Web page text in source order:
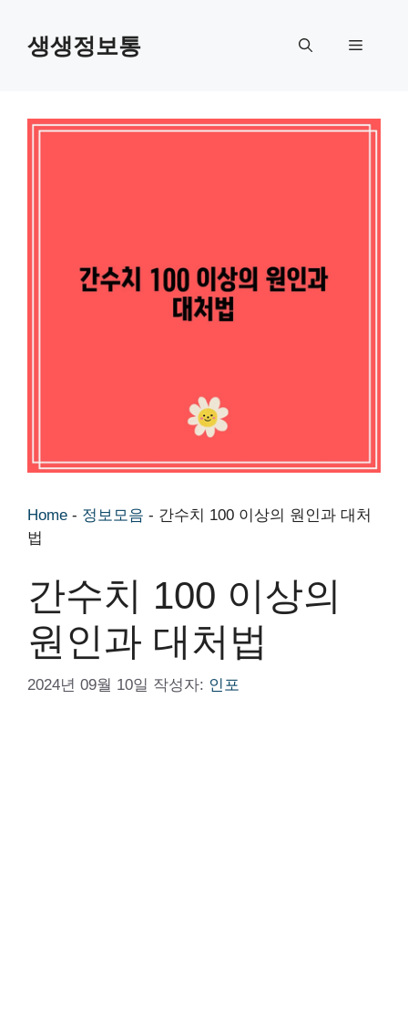
생생정보통 메
Home - 정보모음 - 간수치 100 이상의 원인과 대처
법
간수치 100 이상의
원인과 대처법
2024년 09월 10일 작성자: 인포